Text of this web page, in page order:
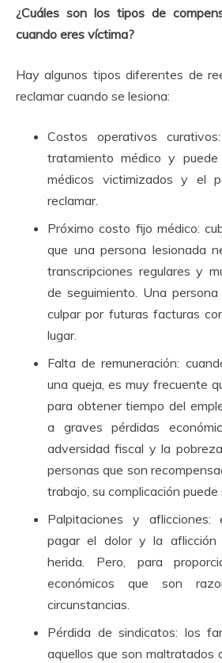
¿Cuáles son los tipos de
cuando eres víctima?
Hay algunos tipos diferentes de
reclamar cuando se lesiona:
Costos operativos
tratamiento médico y
médicos victimizados y el
reclamar.
Próximo costo fijo médico:
que una persona lesionada
transcripciones regulares y
de seguimiento. Una
culpar por futuras facturas
lugar.
Falta de remuneración:
una queja, es muy frecuente
para obtener tiempo del
a graves pérdidas
adversidad fiscal y la
personas que son
trabajo, su complicación puede
Palpitaciones y
pagar el dolor y la aflicción
herida. Pero, para
económicos que son
circunstancias.
Pérdida de sindicatos: los
aquellos que son maltratados